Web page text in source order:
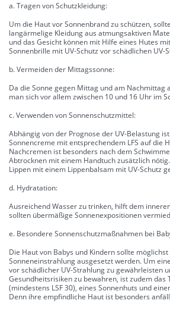
a. Tragen von Schutzkleidung:
Um die Haut vor Sonnenbrand zu schützen,
langärmelige Kleidung aus atmungsaktiven
und das Gesicht können mit Hilfe eines Hutes
Sonnenbrille mit UV-Schutz vor schädlichen UV-
b. Vermeiden der Mittagssonne:
Da die Sonne gegen Mittag und am Nachmittag
man sich vor allem zwischen 10 und 16 Uhr im
c. Verwenden von Sonnenschutzmittel:
Abhängig von der Prognose der UV-Belastung
Sonnencreme mit entsprechendem LFS auf die
Nachcremen ist besonders nach dem
Abtrocknen mit einem Handtuch zusätzlich
Lippen mit einem Lippenbalsam mit UV-Schutz
d. Hydratation:
Ausreichend Wasser zu trinken, hilft dem
sollten übermäßige Sonnenexpositionen
e. Besondere Sonnenschutzmaßnahmen bei
Die Haut von Babys und Kindern sollte
Sonneneinstrahlung ausgesetzt werden. Um
vor schädlicher UV-Strahlung zu gewährleisten
Gesundheitsrisiken zu bewahren, ist zudem das
(mindestens LSF 30), eines Sonnenhuts und
Denn ihre empfindliche Haut ist besonders